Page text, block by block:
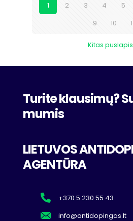
1 2 3 4 5
9
10
Kitas puslapis
Turite klausimų?
mumis
LIETUVOS
AGENTŪRA
+370 5 230 55 43
info@antidopingas.lt